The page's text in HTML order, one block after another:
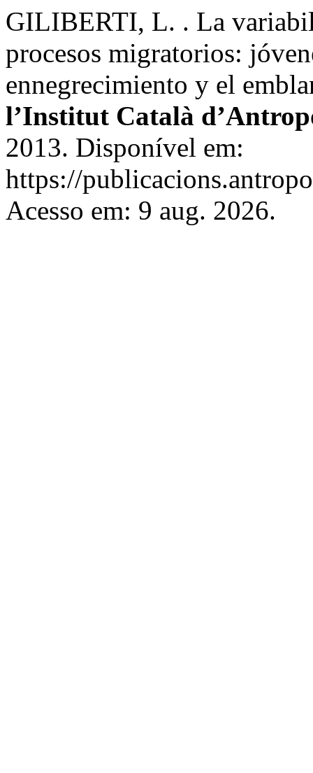
GILIBERTI, L. . La
procesos migratorios:
ennegrecimiento y el
l’Institut Català
2013. Disponível em:
https://
Acesso em: 9 aug. 2026.